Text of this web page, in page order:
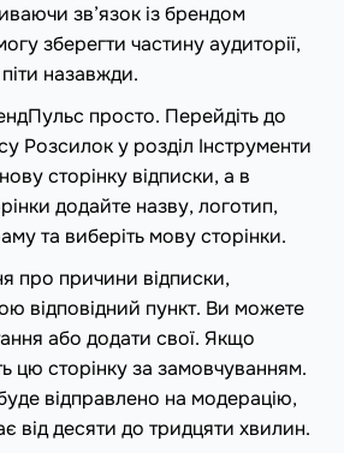
зв’язок із брендом
зберегти частину аудиторії,
назавжди.
просто. Перейдіть до
Розсилок у розділ Інструменти
сторінку відписки, а в
додайте назву, логотип,
та виберіть мову сторінки.
про причини відписки,
відповідний пункт. Ви можете
або додати свої. Якщо
цю сторінку за замовчуванням.
відправлено на модерацію,
від десяти до тридцяти хвилин.